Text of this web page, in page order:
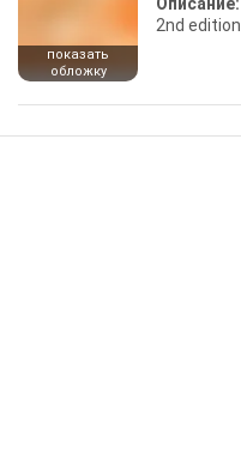
показать
обложку
2nd edition